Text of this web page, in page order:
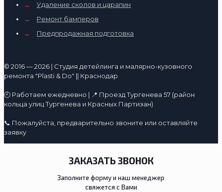
→
Удаление сколов и царапин
→
Ремонт бамперов
→
Предпродажная подготовка
© 2016 — 2026 | Студия детейлинга и малярно-кузовного
ремонта "Plasti & Do" || Краснодар
🕘 Работаем ежедневно | 📍 Проезд Тургенева 57 (район
кольца улиц Тургенева и Красных Партизан)
📞 Пожалуйста, предварительно звоните или оставляйте
заявку
ЗАКАЗАТЬ ЗВОНОК
Заполните форму и наш менеджер
свяжется с Вами